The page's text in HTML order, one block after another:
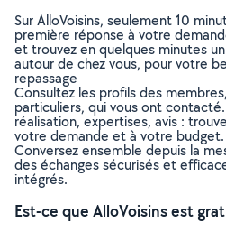
Sur AlloVoisins, seulement 10
première réponse à votre
et trouvez en quelques minutes
autour de chez vous, pour votre
repassage
Consultez les profils des
particuliers, qui vous ont
réalisation, expertises, avis :
votre demande et à votre budget.
Conversez ensemble depuis la
des échanges sécurisés et
intégrés.
Est-ce que AlloVoisins est